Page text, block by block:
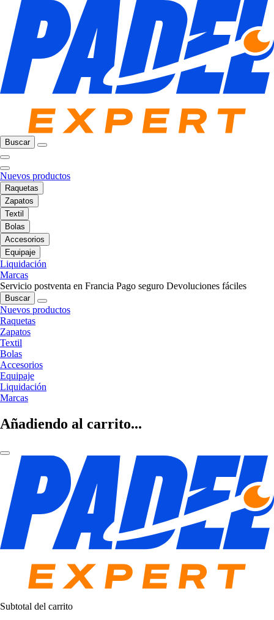
Buscar
Nuevos productos
Raquetas
Zapatos
Textil
Bolas
Accesorios
Equipaje
Liquidación
Marcas
Servicio postventa en Francia Pago seguro Devoluciones fáciles
Buscar
Nuevos productos
Raquetas
Zapatos
Textil
Bolas
Accesorios
Equipaje
Liquidación
Marcas
Añadiendo al carrito...
Subtotal del carrito